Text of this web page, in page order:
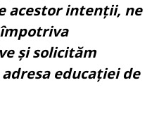
acestor intenții, ne
și solicităm
educației de